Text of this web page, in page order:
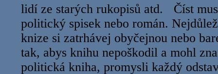
lidí ze starých rukopisů atd. Číst
politický spisek nebo román.
knize si zatrhávej obyčejnou nebo
tak, abys knihu nepoškodil a mohl
politická kniha, promysli každý